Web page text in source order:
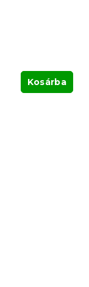
Kosárba